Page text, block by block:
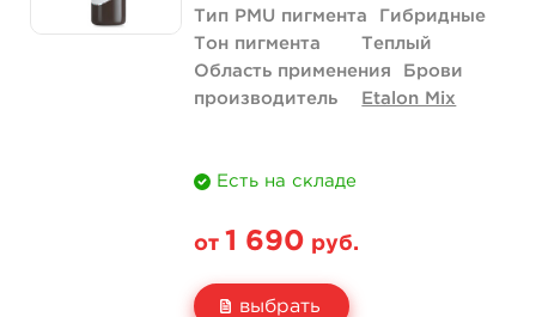
Тип PMU пигмента
Гибридные
Тон пигмента
Теплый
Область применения
Брови
производитель
Etalon Mix
Есть на складе
от 1 690 руб.
выбрать